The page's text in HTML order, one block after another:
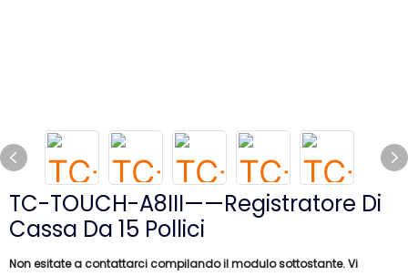
TC-TOUCH-A8III——Registratore Di
Cassa Da 15 Pollici
Non esitate a contattarci compilando il modulo sottostante. Vi